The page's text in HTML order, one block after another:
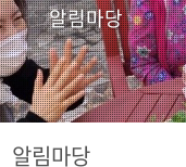
알림마당
알림마당